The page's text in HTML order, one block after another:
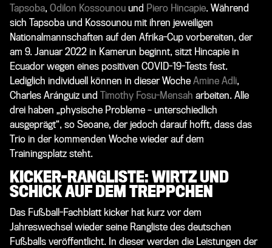
Tapsoba, Odilon Kossounou und Piero Hincapie. Während
sich Tapsoba und Kossounou mit ihren jeweiligen
Nationalmannschaften auf den Afrika-Cup vorbereiten, der
am 9. Januar 2022 in Kamerun beginnt, sitzt Hincapie in
Ecuador wegen eines positiven COVID-19-Tests fest.
Lediglich individuell können in dieser Woche Amine Adli,
Charles Aránguiz und Timothy Fosu-Mensah arbeiten. Alle
drei haben „physische Probleme – unterschiedlich
ausgeprägt“, so Seoane, der jedoch darauf hofft, dass das
Trio in der kommenden Woche wieder auf dem
Trainingsplatz steht.
KICKER-RANGLISTE: WIRTZ UND
SCHICK AUF DEM TREPPCHEN
Das Fußball-Fachblatt kickerhat kurz vor dem
Jahreswechsel wieder seine Rangliste des deutschen
Fußballs veröffentlicht. In dieser werden die Leistungen der